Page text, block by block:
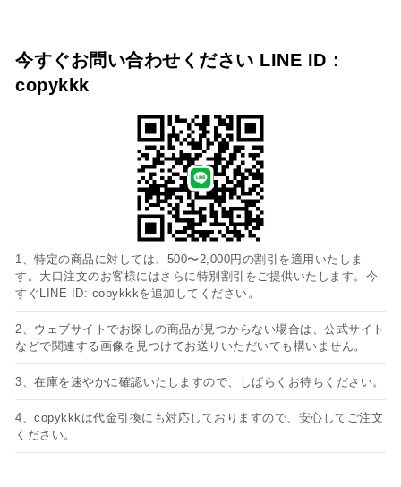
今すぐお問い合わせください LINE ID：
copykkk
1、特定の商品に対しては、500〜2,000円の割引を適用いたしま
す。大口注文のお客様にはさらに特別割引をご提供いたします。今
すぐLINE ID: copykkkを追加してください。
2、ウェブサイトでお探しの商品が見つからない場合は、公式サイト
などで関連する画像を見つけてお送りいただいても構いません。
3、在庫を速やかに確認いたしますので、しばらくお待ちください。
4、copykkkは代金引換にも対応しておりますので、安心してご注文
ください。